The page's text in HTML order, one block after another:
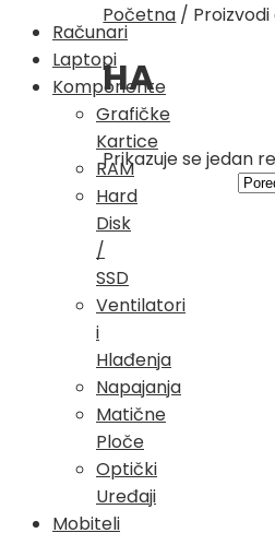
Računari
Laptopi
Komponente
Grafičke
Kartice
RAM
Hard
Disk
/
SSD
Ventilatori
i
Hlađenja
Napajanja
Matične
Ploče
Optički
Uređaji
Mobiteli
Početna / Proizvodi
HA
Prikazuje se jedan